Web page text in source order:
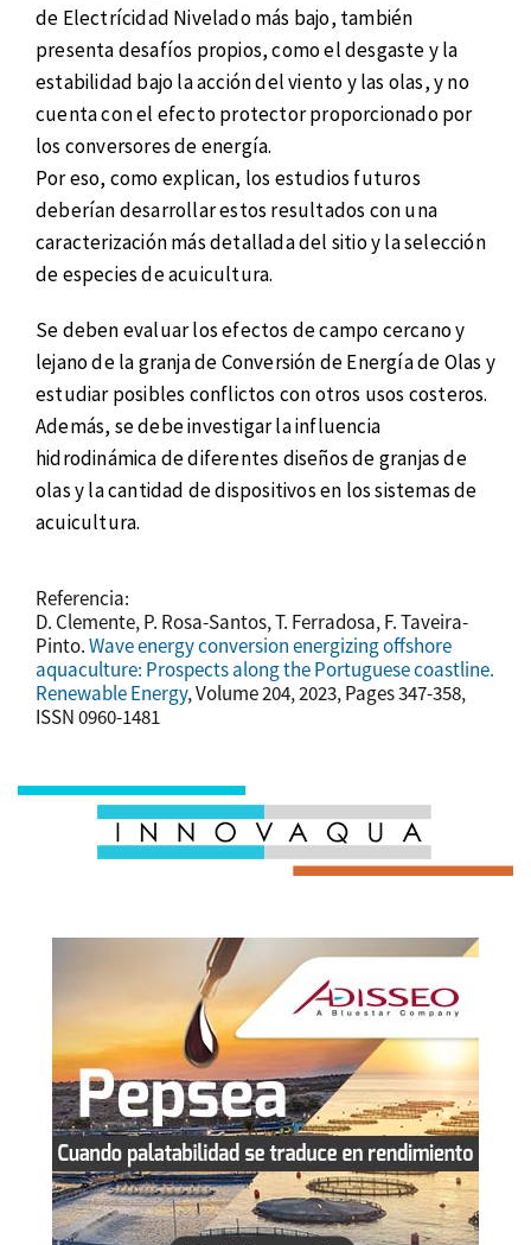
de Electrícidad Nivelado más bajo, también
presenta desafíos propios, como el desgaste y la
estabilidad bajo la acción del viento y las olas, y no
cuenta con el efecto protector proporcionado por
los conversores de energía.
Por eso, como explican, los estudios futuros
deberían desarrollar estos resultados con una
caracterización más detallada del sitio y la selección
de especies de acuicultura.
Se deben evaluar los efectos de campo cercano y
lejano de la granja de Conversión de Energía de Olas y
estudiar posibles conflictos con otros usos costeros.
Además, se debe investigar la influencia
hidrodinámica de diferentes diseños de granjas de
olas y la cantidad de dispositivos en los sistemas de
acuicultura.
Referencia:
D. Clemente, P. Rosa-Santos, T. Ferradosa, F. Taveira-
Pinto.Wave energy conversion energizing offshore
aquaculture: Prospects along the Portuguese coastline.
Renewable Energy, Volume 204, 2023, Pages 347-358,
ISSN 0960-1481